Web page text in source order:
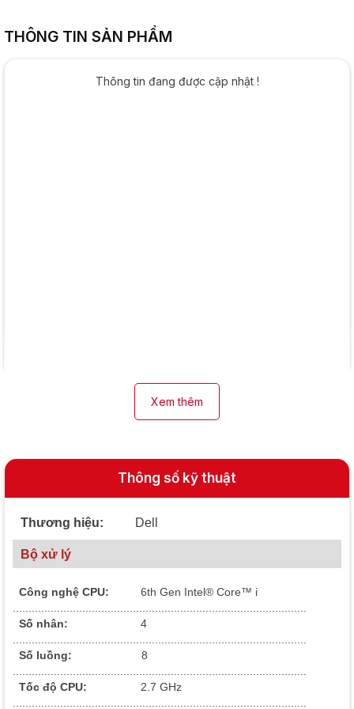
THÔNG TIN SẢN PHẨM
Thông tin đang được cập nhật !
Xem thêm
Thông số kỹ thuật
Thương hiệu: Dell
Bộ xử lý
Công nghệ CPU: 6th Gen Intel® Core™ i
Số nhân:
4
Số luồng: 8
Tốc độ CPU: 2.7 GHz